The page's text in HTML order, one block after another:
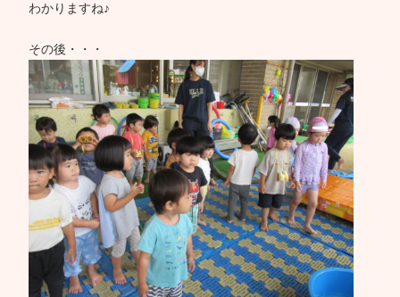
わかりますね♪
その後・・・